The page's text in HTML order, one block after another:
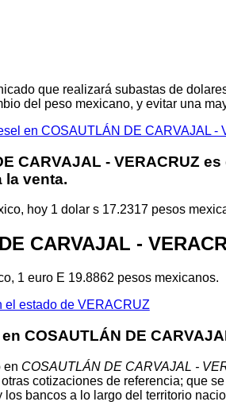
que realizará subastas de
del peso mexicano, y evitar una
en COSAUTLÁN DE CARVAJAL -
CARVAJAL - VERACRUZ es
la venta.
hoy 1 dolar s 17.2317 pesos
CARVAJAL -
1 euro E 19.8862 pesos mexicanos.
el estado de VERACRUZ
COSAUTLÁN DE
en COSAUTLÁN DE CARVAJAL -
cotizaciones de referencia; que se
bancos a lo largo del territorio